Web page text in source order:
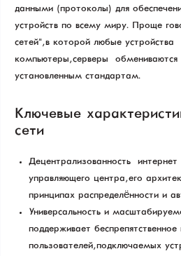
данными (протоколы) для
устройств по всему миру. Проще
сетей", в которой любые устройства
компьютеры, серверы —
установленным стандартам.
Ключевые
сети
Децентрализованность —
управляющего центра, его
принципах распределённости и
Универсальность и
поддерживает
пользователей, подключаемых